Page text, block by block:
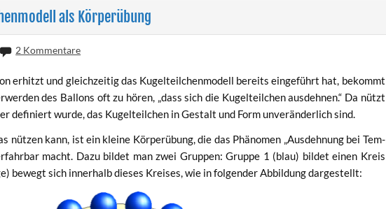
als Körperübung
2 Kommentare
erhitzt und gleich­zei­tig das Kugel­teil­chen­mo­dell bereits ein­ge­führt hat, bekommt
des Bal­lons oft zu hören, „dass sich die Kugel­teil­chen aus­deh­nen.“ Da nützt
defi­niert wur­de, das Kugel­teil­chen in Gestalt und Form unver­än­der­lich sind.
nüt­zen kann, ist ein klei­ne Kör­per­übung, die das Phä­no­men „Aus­deh­nung bei Tem­
macht. Dazu bil­det man zwei Grup­pen: Grup­pe 1 (blau) bil­det einen Kreis
bewegt sich inner­halb die­ses Krei­ses, wie in fol­gen­der Abbil­dung dargestellt: